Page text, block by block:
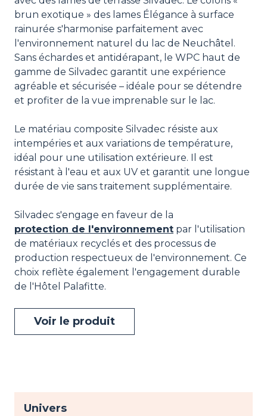
brun exotique » des lames Élégance à surface
rainurée s'harmonise parfaitement avec
l'environnement naturel du lac de Neuchâtel.
Sans échardes et antidérapant, le WPC haut de
gamme de Silvadec garantit une expérience
agréable et sécurisée – idéale pour se détendre
et profiter de la vue imprenable sur le lac.
Le matériau composite Silvadec résiste aux
intempéries et aux variations de température,
idéal pour une utilisation extérieure. Il est
résistant à l'eau et aux UV et garantit une longue
durée de vie sans traitement supplémentaire.
Silvadec s'engage en faveur de la
protection de l'environnement par l'utilisation
de matériaux recyclés et des processus de
production respectueux de l'environnement. Ce
choix reflète également l'engagement durable
de l'Hôtel Palafitte.
Voir le produit
Univers